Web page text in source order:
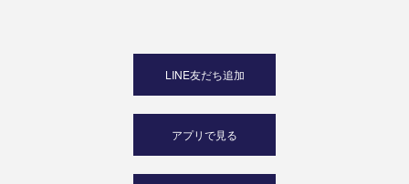
LINE友だち追加
アプリで見る